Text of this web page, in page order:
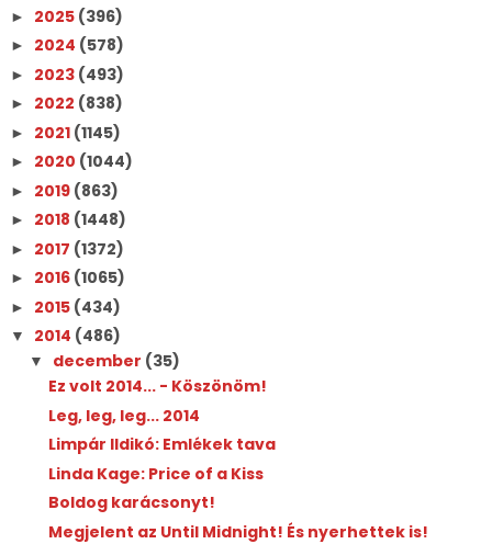
► 2025 (396)
► 2024 (578)
► 2023 (493)
► 2022 (838)
► 2021 (1145)
► 2020 (1044)
► 2019 (863)
► 2018 (1448)
► 2017 (1372)
► 2016 (1065)
► 2015 (434)
▼ 2014 (486)
▼ december (35)
Ez volt 2014... - Köszönöm!
Leg, leg, leg... 2014
Limpár Ildikó: Emlékek tava
Linda Kage: Price of a Kiss
Boldog karácsonyt!
Megjelent az Until Midnight! És nyerhettek is!